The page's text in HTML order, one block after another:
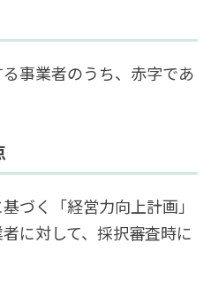
事業者のうち、赤字であ
づく「経営力向上計画」
に対して、採択審査時に